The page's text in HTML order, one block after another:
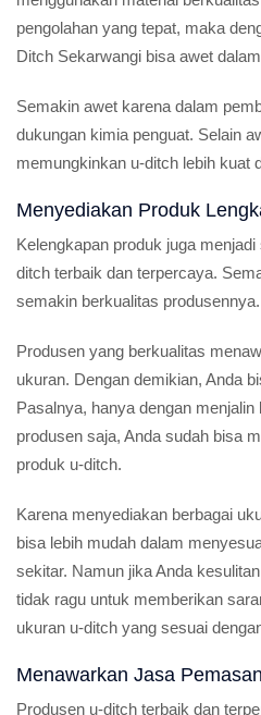
pengolahan yang tepat, maka
Ditch Sekarwangi bisa awet
Semakin awet karena dalam
dukungan kimia penguat. Selain
memungkinkan u-ditch lebih kuat
Menyediakan Produk
Kelengkapan produk juga
ditch terbaik dan terpercaya.
semakin berkualitas produsennya.
Produsen yang berkualitas
ukuran. Dengan demikian, Anda
Pasalnya, hanya dengan
produsen saja, Anda sudah bisa
produk u-ditch.
Karena menyediakan berbagai
bisa lebih mudah dalam
sekitar. Namun jika Anda
tidak ragu untuk memberikan
ukuran u-ditch yang sesuai
Menawarkan Jasa
Produsen u-ditch terbaik dan